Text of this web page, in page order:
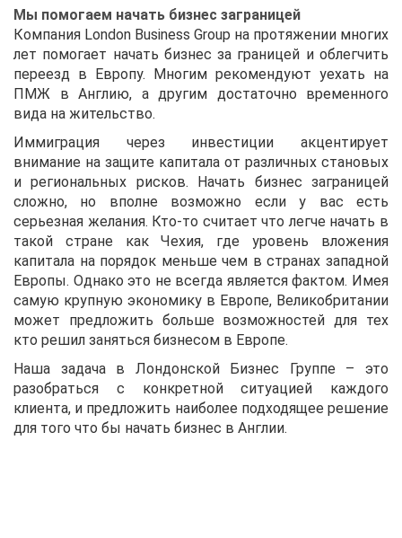
Мы помогаем начать бизнес заграницей
Компания London Business Group на протяжении многих
лет помогает начать бизнес за границей и облегчить
переезд в Европу. Многим рекомендуют уехать на
ПМЖ в Англию, а другим достаточно временного
вида на жительство.
Иммиграция через инвестиции акцентирует
внимание на защите капитала от различных становых
и региональных рисков. Начать бизнес заграницей
сложно, но вполне возможно если у вас есть
серьезная желания. Кто-то считает что легче начать в
такой стране как Чехия, где уровень вложения
капитала на порядок меньше чем в странах западной
Европы. Однако это не всегда является фактом. Имея
самую крупную экономику в Европе, Великобритании
может предложить больше возможностей для тех
кто решил заняться бизнесом в Европе.
Наша задача в Лондонской Бизнес Группе – это
разобраться с конкретной ситуацией каждого
клиента, и предложить наиболее подходящее решение
для того что бы начать бизнес в Англии.